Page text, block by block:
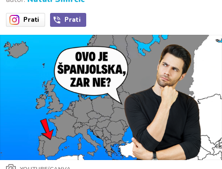
Prati Prati